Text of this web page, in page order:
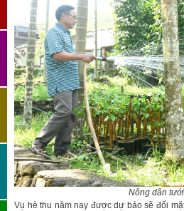
Nông dân
Vụ hè thu năm nay được dự báo sẽ đối